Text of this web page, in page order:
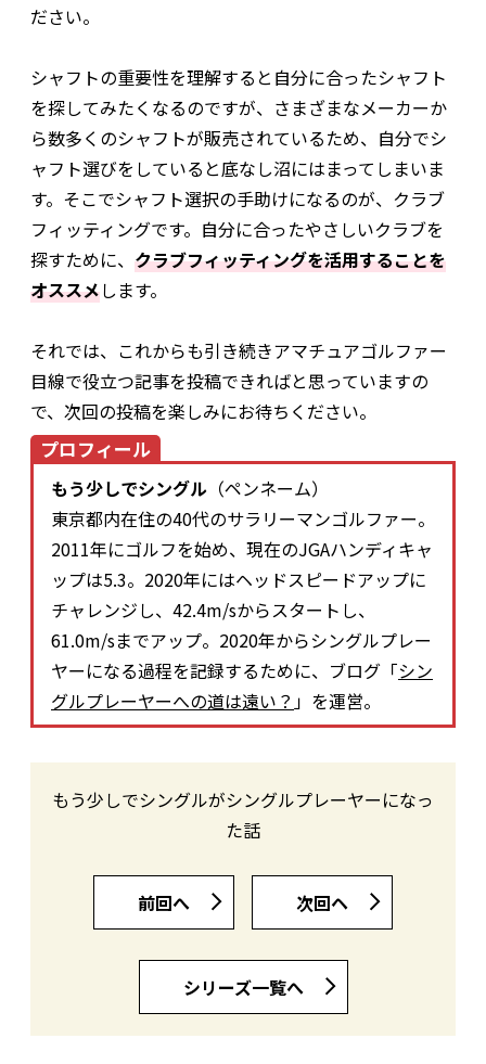
ださい。
シャフトの重要性を理解すると自分に合ったシャフト
を探してみたくなるのですが、さまざまなメーカーか
ら数多くのシャフトが販売されているため、自分でシ
ャフト選びをしていると底なし沼にはまってしまいま
す。そこでシャフト選択の手助けになるのが、クラブ
フィッティングです。自分に合ったやさしいクラブを
探すために、 クラブフィッティングを活用することを
オススメします。
それでは、これからも引き続きアマチュアゴルファー
目線で役立つ記事を投稿できればと思っていますの
で、次回の投稿を楽しみにお待ちください。
プロフィール
もう少しでシングル （ペンネーム）
東京都内在住の40代のサラリーマンゴルファー。
2011年にゴルフを始め、現在のJGAハンディキャ
ップは5.3。2020年にはヘッドスピードアップに
チャレンジし、42.4m/sからスタートし、
61.0m/sまでアップ。2020年からシングルプレー
ヤーになる過程を記録するために、ブログ「シン
グルプレーヤーへの道は遠い？」を運営。
もう少しでシングルがシングルプレーヤーになっ
た話
前回へ 次回ヘ
シリーズ一覧へ